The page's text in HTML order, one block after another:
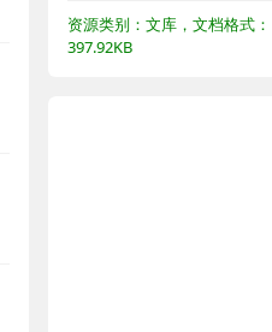
资源类别：文库，文档格式
397.92KB